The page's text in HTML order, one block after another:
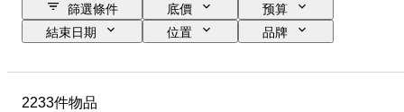
篩選條件 底價
预算
結束日期
位置
品牌
簽名
2233件物品